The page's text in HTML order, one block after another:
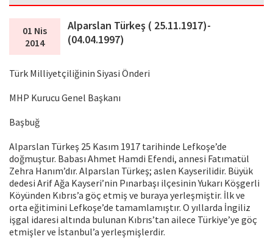
01 Nis
2014
Alparslan Türkeş ( 25.11.1917)-
(04.04.1997)
Türk Milliyetçiliğinin Siyasi Önderi
MHP Kurucu Genel Başkanı
Başbuğ
Alparslan Türkeş 25 Kasım 1917 tarihinde Lefkoşe’de
doğmuştur. Babası Ahmet Hamdi Efendi, annesi Fatımatül
Zehra Hanım’dır. Alparslan Türkeş; aslen Kayserilidir. Büyük
dedesi Arif Ağa Kayseri’nin Pınarbaşı ilçesinin Yukarı Köşgerli
Köyünden Kıbrıs’a göç etmiş ve buraya yerleşmiştir. İlk ve
orta eğitimini Lefkoşe’de tamamlamıştır. O yıllarda İngiliz
işgal idaresi altında bulunan Kıbrıs’tan ailece Türkiye’ye göç
etmişler ve İstanbul’a yerleşmişlerdir.